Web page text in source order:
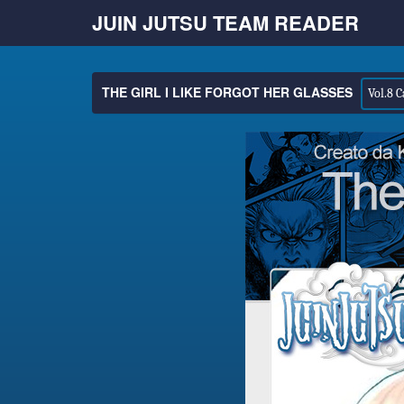
JUIN JUTSU TEAM READER
THE GIRL I LIKE FORGOT HER GLASSES Vol.8